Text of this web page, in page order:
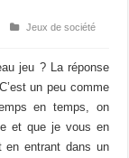
Jeux de société
jeu ? La réponse
un peu comme
en temps, on
et que je vous en
en entrant dans un